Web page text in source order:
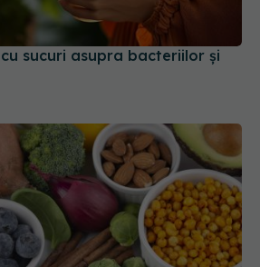
sucuri asupra bacteriilor și